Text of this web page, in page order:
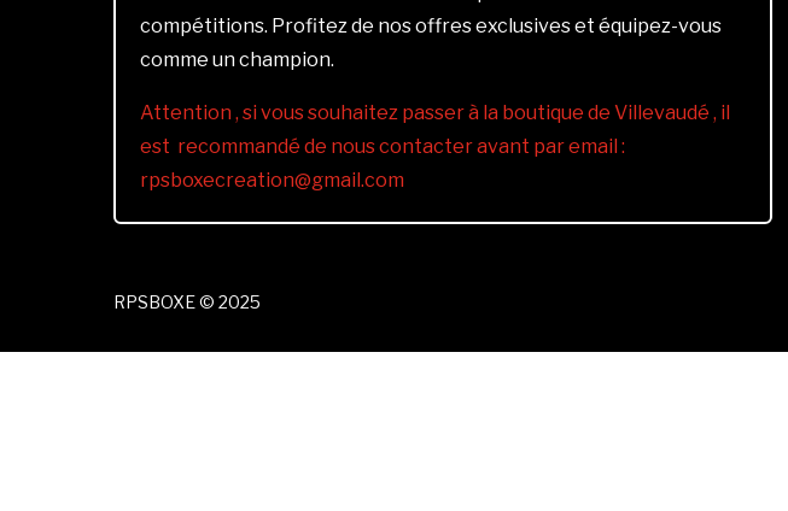
compétitions. Profitez de nos offres exclusives et équipez-vous
comme un champion.
Attention , si vous souhaitez passer à la boutique de Villevaudé , il
est recommandé de nous contacter avant par email :
rpsboxecreation@gmail.com
RPSBOXE © 2025